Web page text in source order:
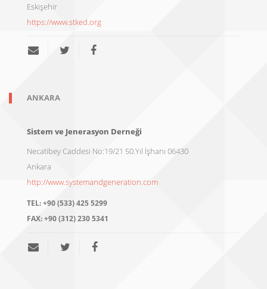
Eskişehir
https://www.stked.org
ANKARA
Sistem ve Jenerasyon Derneği
Necatibey Caddesi No:19/21 50.Yıl İşhanı 06430
Ankara
http://www.systemandgeneration.com
TEL:+90 (533) 425 5299
FAX:+90 (312) 230 5341